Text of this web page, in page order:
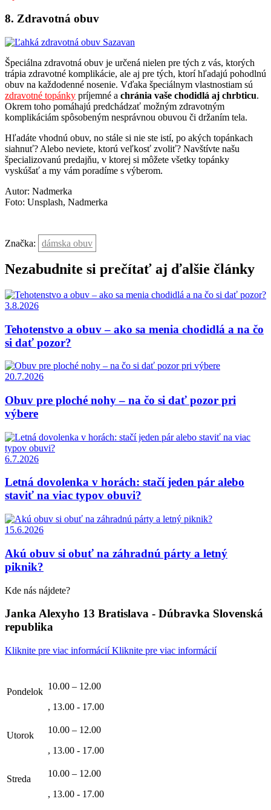
8. Zdravotná obuv
Špeciálna zdravotná obuv je určená nielen pre tých z vás, ktorých
trápia zdravotné komplikácie, ale aj pre tých, ktorí hľadajú pohodlnú
obuv na každodenné nosenie. Vďaka špeciálnym vlastnostiam sú
zdravotné topánky príjemné a chránia vaše chodidlá aj chrbticu.
Okrem toho pomáhajú predchádzať možným zdravotným
komplikáciám spôsobeným nesprávnou obuvou či držaním tela.
Hľadáte vhodnú obuv, no stále si nie ste istí, po akých topánkach
siahnuť? Alebo neviete, ktorú veľkosť zvoliť? Navštívte našu
špecializovanú predajňu, v ktorej si môžete všetky topánky
vyskúšať a my vám poradíme s výberom.
Autor: Nadmerka
Foto: Unsplash, Nadmerka
Značka: dámska obuv
Nezabudnite si prečítať aj ďalšie články
3.8.2026
Tehotenstvo a obuv – ako sa menia chodidlá a na čo
si dať pozor?
20.7.2026
Obuv pre ploché nohy – na čo si dať pozor pri
výbere
6.7.2026
Letná dovolenka v horách: stačí jeden pár alebo
staviť na viac typov obuvi?
15.6.2026
Akú obuv si obuť na záhradnú párty a letný
piknik?
Kde nás nájdete?
Janka Alexyho 13 Bratislava - Dúbravka Slovenská
republika
Kliknite pre viac informáciíKliknite pre viac informácií
Pondelok
10.00 – 12.00
, 13.00 - 17.00
Utorok
10.00 – 12.00
, 13.00 - 17.00
Streda
10.00 – 12.00
, 13.00 - 17.00